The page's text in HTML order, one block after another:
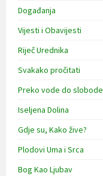
Događanja
Vijesti i Obavijesti
Riječ Urednika
Svakako pročitati
Preko vode do slobode
Iseljena Dolina
Gdje su, Kako žive?
Plodovi Uma i Srca
Bog Kao Ljubav